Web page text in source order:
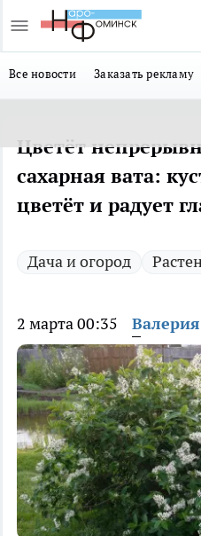
Все новости Заказать рекламу
Цветёт
сахарная вата:
цветёт и радует
Дача и огород
2 марта 00:35